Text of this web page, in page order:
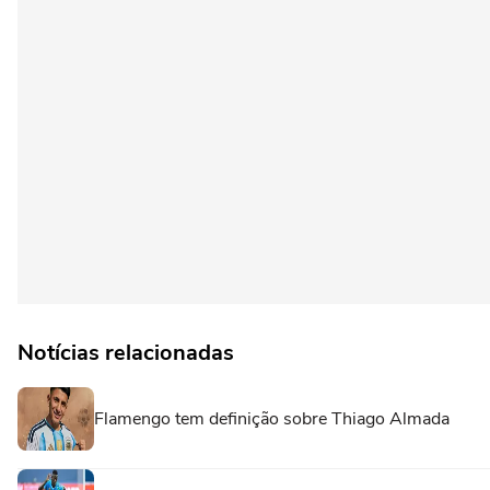
Notícias relacionadas
Flamengo tem definição sobre Thiago Almada